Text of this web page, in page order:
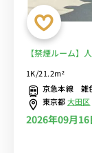
【禁煙ルーム】
ス＆室内洗濯機
京急蒲田駅まで
Wi-Fi格安レンタ
1K/21.2m²
京急本線 雑
東京都大田区
2026年09月